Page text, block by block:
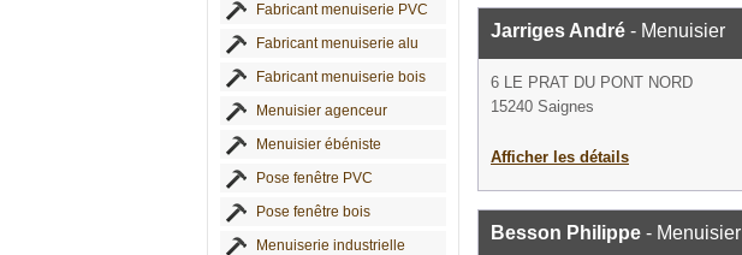
Fabricant menuiserie PVC
Fabricant menuiserie alu
Fabricant menuiserie bois
Menuisier agenceur
Menuisier ébéniste
Pose fenêtre PVC
Pose fenêtre bois
Menuiserie industrielle
Jarriges André - Menuisier
6 LE PRAT DU PONT NORD
15240 Saignes
Afficher les détails
Besson Philippe - Menuisier